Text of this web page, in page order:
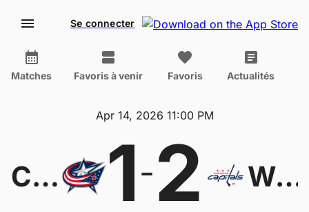
Se connecter
Matches Favoris à venir Favoris Actualités
Apr 14, 2026 11:00 PM
Columbus Blue Jackets 1-2 Washington Capitals